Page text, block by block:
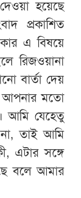
হয়েছে
প্রকাশিত
এ বিষয়ে
রিজওয়ানা
বার্তা দেয়
আপনার মতো
আমি যেহেতু
তাই আমি
এটার সঙ্গে
বলে আমার